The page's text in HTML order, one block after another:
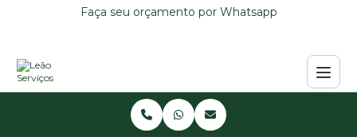
Faça seu orçamento por Whatsapp